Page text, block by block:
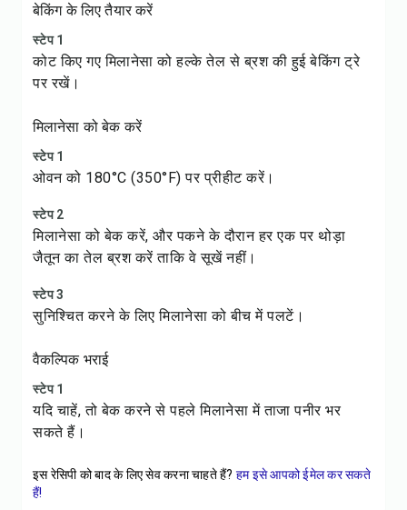
बेकिंग के लिए तैयार करें
स्टेप 1
कोट किए गए मिलानेसा को हल्के तेल से ब्रश की हुई बेकिंग ट्रे
पर रखें।
मिलानेसा को बेक करें
स्टेप 1
ओवन को 180°C (350°F) पर प्रीहीट करें।
स्टेप 2
मिलानेसा को बेक करें, और पकने के दौरान हर एक पर थोड़ा
जैतून का तेल ब्रश करें ताकि वे सूखें नहीं।
स्टेप 3
सुनिश्चित करने के लिए मिलानेसा को बीच में पलटें।
वैकल्पिक भराई
स्टेप 1
यदि चाहें, तो बेक करने से पहले मिलानेसा में ताजा पनीर भर
सकते हैं।
इस रेसिपी को बाद के लिए सेव करना चाहते हैं? हम इसे आपको ईमेल कर सकते
हैं!